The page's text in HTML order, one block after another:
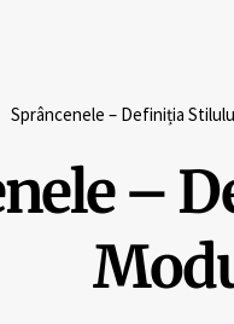
Sprâncenele – Definiția
–